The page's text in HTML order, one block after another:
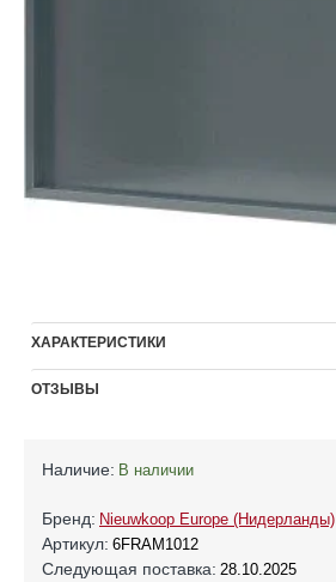
ХАРАКТЕРИСТИКИ
ОТЗЫВЫ
Наличие: В наличии
Бренд: Nieuwkoop Europe (Нидерланды)
Артикул: 6FRAM1012
Следующая поставка: 28.10.2025